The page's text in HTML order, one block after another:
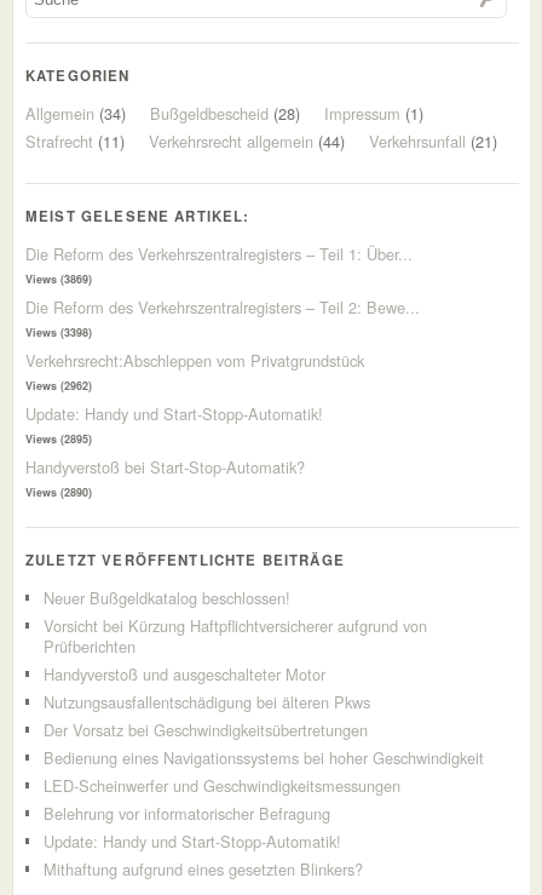
KATEGORIEN
Allgemein (34) Bußgeldbescheid (28) Impressum (1)
Strafrecht (11) Verkehrsrecht allgemein (44) Verkehrsunfall (21)
MEIST GELESENE ARTIKEL:
Die Reform des Verkehrszentralregisters – Teil 1: Über...
Views (3869)
Die Reform des Verkehrszentralregisters – Teil 2: Bewe...
Views (3398)
Verkehrsrecht:Abschleppen vom Privatgrundstück
Views (2962)
Update: Handy und Start-Stopp-Automatik!
Views (2895)
Handyverstoß bei Start-Stop-Automatik?
Views (2890)
ZULETZT VERÖFFENTLICHTE BEITRÄGE
Neuer Bußgeldkatalog beschlossen!
Vorsicht bei Kürzung Haftpflichtversicherer aufgrund von
Prüfberichten
Handyverstoß und ausgeschalteter Motor
Nutzungsausfallentschädigung bei älteren Pkws
Der Vorsatz bei Geschwindigkeitsübertretungen
Bedienung eines Navigationssystems bei hoher Geschwindigkeit
LED-Scheinwerfer und Geschwindigkeitsmessungen
Belehrung vor informatorischer Befragung
Update: Handy und Start-Stopp-Automatik!
Mithaftung aufgrund eines gesetzten Blinkers?